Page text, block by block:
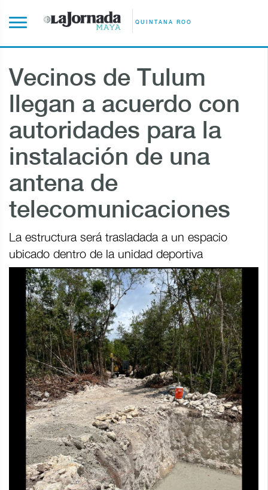
QUINTANA ROO
Vecinos de Tulum
llegan a acuerdo con
autoridades para la
instalación de una
antena de
telecomunicaciones
La estructura será trasladada a un espacio
ubicado dentro de la unidad deportiva